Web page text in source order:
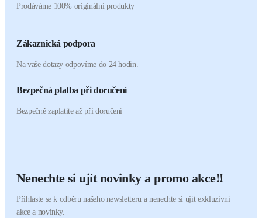
Prodáváme 100% originální produkty
Zákaznická podpora
Na vaše dotazy odpovíme do 24 hodin.
Bezpečná platba při doručení
Bezpečně zaplatíte až při doručení
Nenechte si ujít novinky a promo akce!!
Přihlaste se k odběru našeho newsletteru a nenechte si ujít exkluzivní
akce a novinky.